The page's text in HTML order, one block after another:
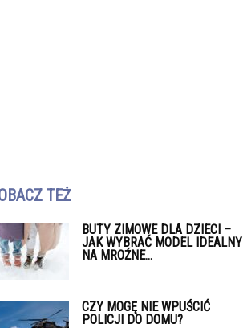
TEŻ
BUTY ZIMOWE DLA DZIECI –
JAK WYBRAĆ MODEL IDEALNY
NA MROŹNE...
CZY MOGĘ NIE WPUŚCIĆ
POLICJI DO DOMU?